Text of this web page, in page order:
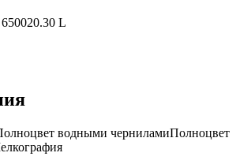
650020.30 L
водными черниламиПолноцвет